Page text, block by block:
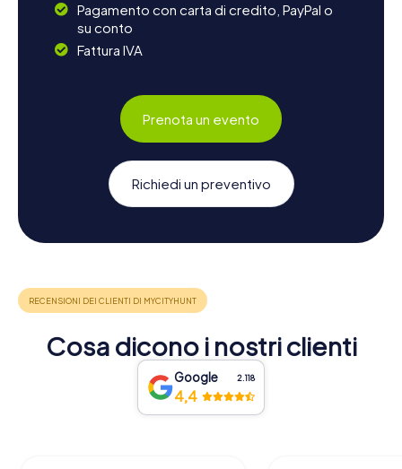
Pagamento con carta di credito, PayPal o
su conto
Fattura IVA
Prenota un evento
Richiedi un preventivo
Cosa dicono i nostri clienti
Google 2.118
4,4